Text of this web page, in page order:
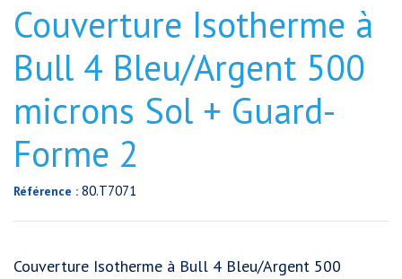
Couverture Isotherme à
Bull 4 Bleu/Argent 500
microns Sol + Guard-
Forme 2
Référence : 80.T7071
Couverture Isotherme à Bull 4 Bleu/Argent 500